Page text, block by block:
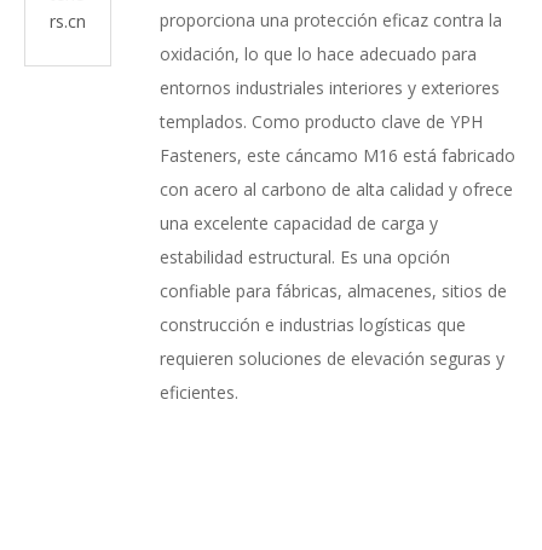
rs.cn
proporciona una protección eficaz contra la
oxidación, lo que lo hace adecuado para
entornos industriales interiores y exteriores
templados. Como producto clave de YPH
Fasteners, este cáncamo M16 está fabricado
con acero al carbono de alta calidad y ofrece
una excelente capacidad de carga y
estabilidad estructural. Es una opción
confiable para fábricas, almacenes, sitios de
construcción e industrias logísticas que
requieren soluciones de elevación seguras y
eficientes.